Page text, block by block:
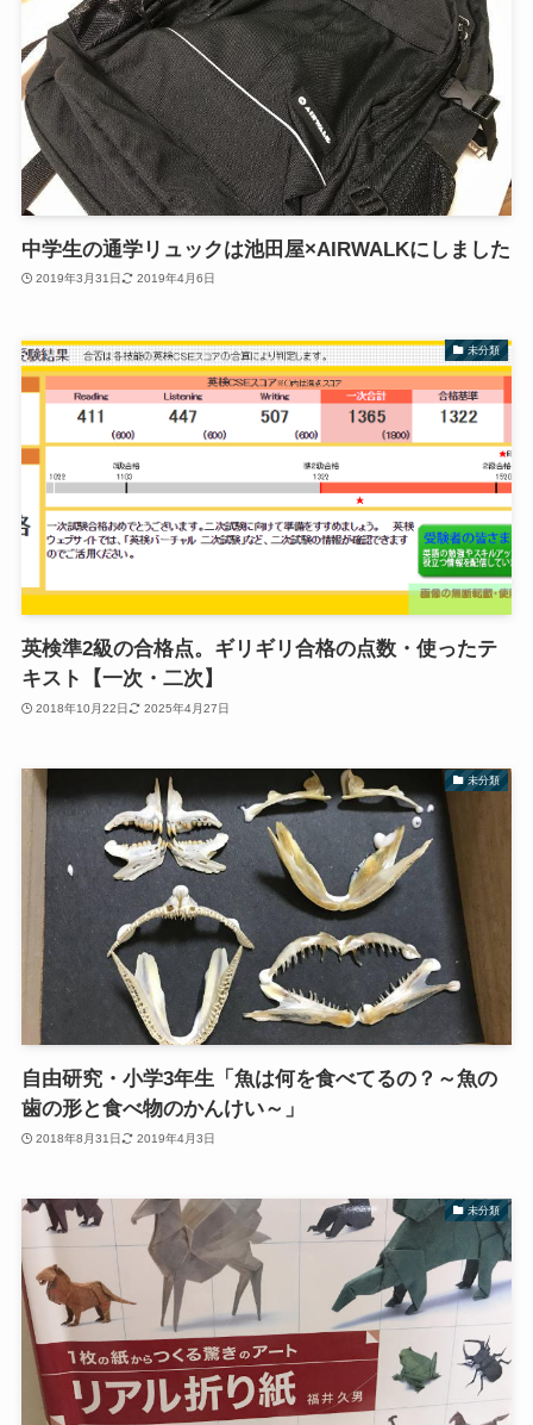
中学生の通学リュックは池田屋×AIRWALKにしました
2019年3月31日 2019年4月6日
未分類
英検準2級の合格点。ギリギリ合格の点数・使ったテ
キスト【一次・二次】
2018年10月22日 2025年4月27日
未分類
自由研究・小学3年生「魚は何を食べてるの？～魚の
歯の形と食べ物のかんけい～」
2018年8月31日 2019年4月3日
未分類